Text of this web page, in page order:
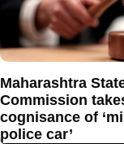
Maharashtra
Commission
cognisance of
police car’